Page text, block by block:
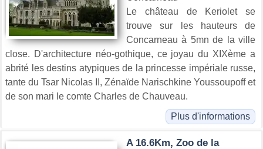
Le château de Keriolet se
trouve sur les hauteurs de
Concarneau à 5mn de la ville
close. D'architecture néo-gothique, ce joyau du XIXème a
abrité les destins atypiques de la princesse impériale russe,
tante du Tsar Nicolas II, Zénaïde Narischkine Youssoupoff et
de son mari le comte Charles de Chauveau.
Plus d'informations
A 16.6Km, Zoo de la